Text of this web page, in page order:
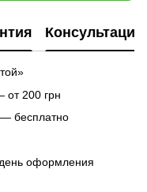
Консультация
от 200 грн
бесплатно
оформления